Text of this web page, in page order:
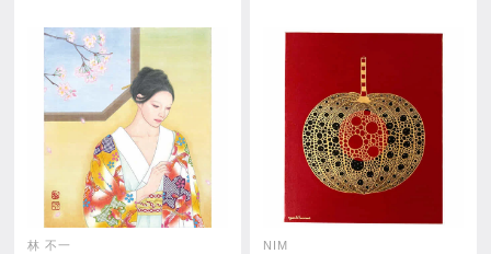
林 不一 NIM